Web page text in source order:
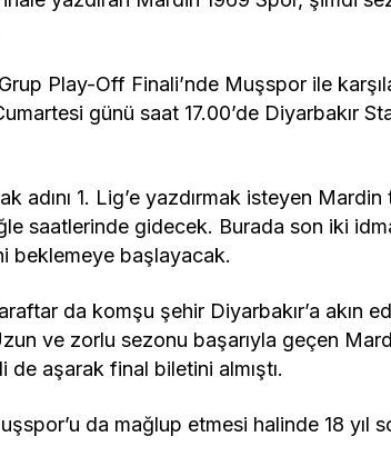
Play-Off Finali’nde Muşspor ile
günü saat 17.00’de Diyarbakır
adını 1. Lig’e yazdırmak isteyen
saatlerinde gidecek. Burada son iki
beklemeye başlayacak.
da komşu şehir Diyarbakır’a akın
ve zorlu sezonu başarıyla geçen
aşarak final biletini almıştı.
da mağlup etmesi halinde 18 yıl